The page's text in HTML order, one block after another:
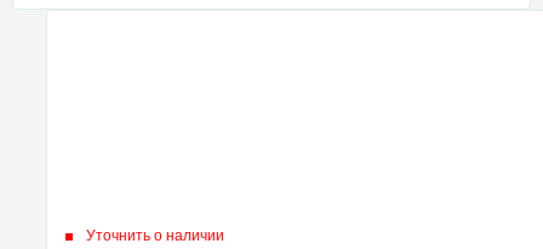
Уточнить о наличии